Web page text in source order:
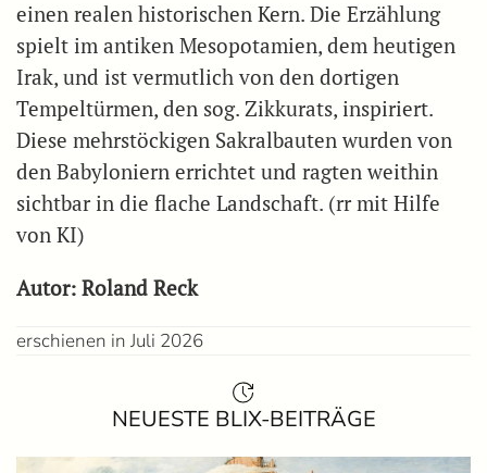
einen realen historischen Kern. Die Erzählung
spielt im antiken Mesopotamien, dem heutigen
Irak, und ist vermutlich von den dortigen
Tempeltürmen, den sog. Zikkurats, inspiriert.
Diese mehrstöckigen Sakralbauten wurden von
den Babyloniern errichtet und ragten weithin
sichtbar in die flache Landschaft. (rr mit Hilfe
von KI)
Autor: Roland Reck
erschienen in Juli 2026
NEUESTE BLIX-BEITRÄGE